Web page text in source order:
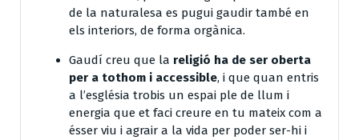
de la naturalesa es pugui gaudir també en
els interiors, de forma orgànica.
Gaudí creu que la religió ha de ser oberta
per a tothom i accessible, i que quan entris
a l’església trobis un espai ple de llum i
energia que et faci creure en tu mateix com a
ésser viu i agrair a la vida per poder ser-hi i